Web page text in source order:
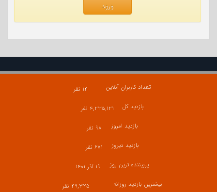
ورود
تعداد کاربران آنلاین
۱۴ نفر
بازدید کل
۴,۲۳۵,۱۲۱ نفر
بازدید امروز
۹۸ نفر
بازدید دیروز
۶۷۱ نفر
پربیننده ترین روز
۱۹ آذر ۱۴۰۱
بیشترین بازدید روزانه
۴۹,۳۲۵ نفر